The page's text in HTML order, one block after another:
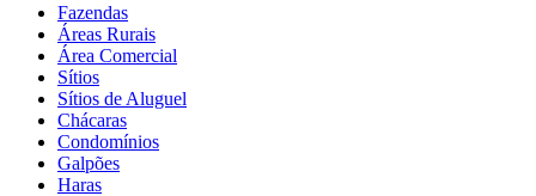
Fazendas
Áreas Rurais
Área Comercial
Sítios
Sítios de Aluguel
Chácaras
Condomínios
Galpões
Haras